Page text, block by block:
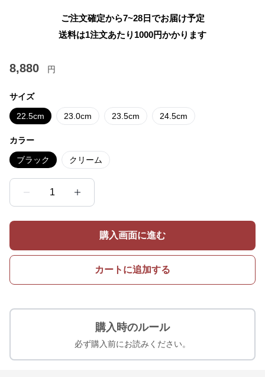
ご注文確定から7~28日でお届け予定
送料は1注文あたり 1000円かかります
8,880 円
サイズ
22.5cm 23.0cm 23.5cm 24.5cm
カラー
ブラック クリーム
1
購入画面に進む
カートに追加する
購入時のルール
必ず購入前にお読みください。